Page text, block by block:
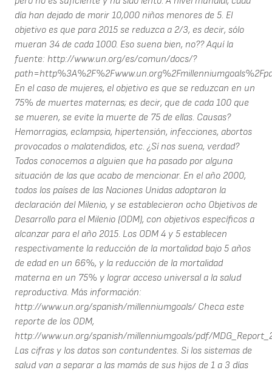
día han dejado de morir 10,000 niños menores de 5. El
objetivo es que para 2015 se reduzca a 2/3, es decir, sólo
mueran 34 de cada 1000. Eso suena bien, no?? Aquí la
fuente: http://www.un.org/es/comun/docs/?
En el caso de mujeres, el objetivo es que se reduzcan en un
75% de muertes maternas; es decir, que de cada 100 que
se mueren, se evite la muerte de 75 de ellas. Causas?
Hemorragias, eclampsia, hipertensión, infecciones, abortos
provocados o malatendidos, etc. ¿Sí nos suena, verdad?
Todos conocemos a alguien que ha pasado por alguna
situación de las que acabo de mencionar. En el año 2000,
todos los países de las Naciones Unidas adoptaron la
declaración del Milenio, y se establecieron ocho Objetivos de
Desarrollo para el Milenio (ODM), con objetivos específicos a
alcanzar para el año 2015. Los ODM 4 y 5 establecen
respectivamente la reducción de la mortalidad bajo 5 años
de edad en un 66%, y la reducción de la mortalidad
materna en un 75% y lograr acceso universal a la salud
reproductiva. Más información:
http://www.un.org/spanish/millenniumgoals/ Checa este
reporte de los ODM,
http://www.un.org/spanish/millenniumgoals/pdf/
Las cifras y los datos son contundentes. Si los sistemas de
salud van a separar a las mamás de sus hijos de 1 a 3 días